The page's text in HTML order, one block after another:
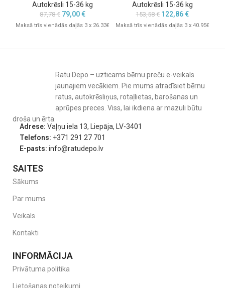
Pārdomāts dizains un praktiskas
funkcijas vecākiem.
– tikai 5,6 kg
, kas ļauj ērti pārnest vai pārvietot
autokrēsliņu no vienas automašīnas uz citu.
Noņemams un mazgājams pārvalks– viegli kopjams, ideāli
piemērots ikdienas lietošanai.
Polsterēti roku balstinodrošina ērtu pozīciju un papildus atbalstu.
Labi marķētas drošības jostu vadotnes
vienkāršu un ātru, novēršot kļūdas piesprādzēšanas laikā.
Specifikācija.
Produkta veids
Piemērots vecumam
Uzstādīšana
dziļums, 2 pozīciju atzveltnis
Autokrēsli 15-36 kg
87,78€ 79,00€
Maksā trīs vienādās daļās 3 x 26.33€
Autokrēsli 15-36 kg
153,58€ 122,86€
Maksā trīs vienādās daļās 3 x 40.95€
Ratu Depo – uzticams bērnu preču e-veikals
jaunajiem vecākiem. Pie mums atradīsiet bērnu
ratus, autokrēsliņus, rotaļlietas, barošanas un
aprūpes preces. Viss, lai ikdiena ar mazuli būtu
droša un ērta.
Adrese: Vaļņu iela 13, Liepāja, LV-3401
Telefons: +371 291 27 701
E-pasts: info@ratudepo.lv
SAITES
Sākums
Par mums
Veikals
Kontakti
INFORMĀCIJA
Privātuma politika
Lietošanas noteikumi